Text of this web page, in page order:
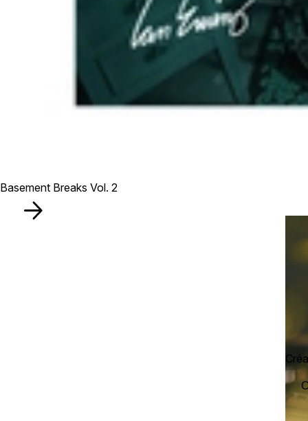
Basement Breaks Vol. 2